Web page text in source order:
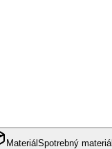
Materiál Spotrebný materiál